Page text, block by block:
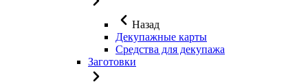
Назад
Декупажные карты
Средства для декупажа
Заготовки